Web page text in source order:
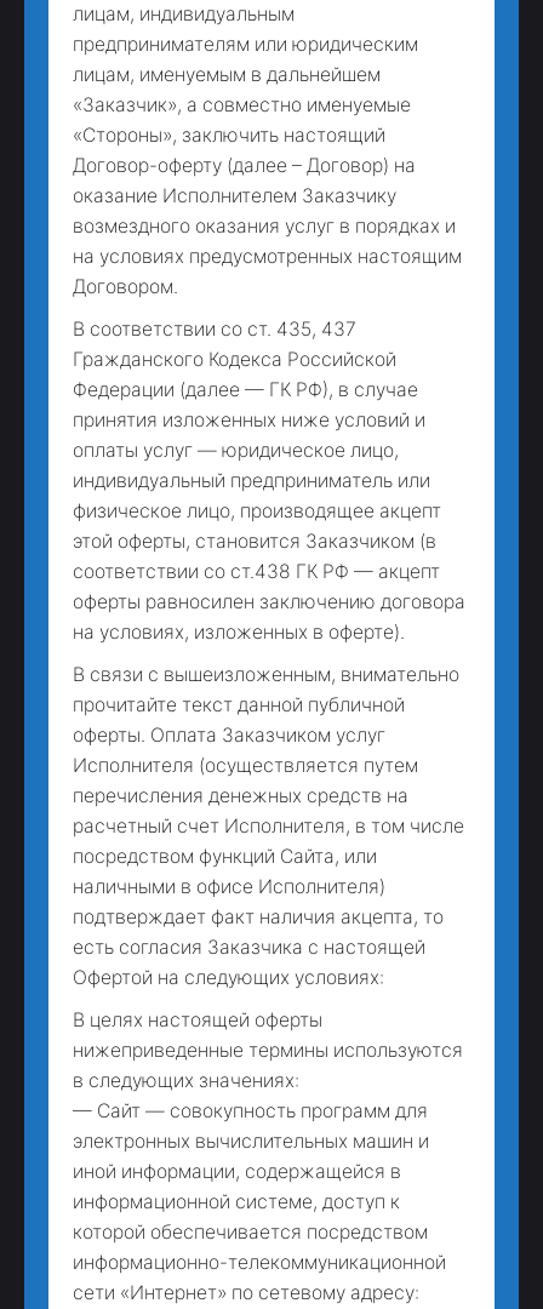
лицам, индивидуальным
предпринимателям или юридическим
лицам, именуемым в дальнейшем
«Заказчик», а совместно именуемые
«Стороны», заключить настоящий
Договор-оферту (далее – Договор) на
оказание Исполнителем Заказчику
возмездного оказания услуг в порядках и
на условиях предусмотренных настоящим
Договором.
В соответствии со ст. 435, 437
Гражданского Кодекса Российской
Федерации (далее — ГК РФ), в случае
принятия изложенных ниже условий и
оплаты услуг — юридическое лицо,
индивидуальный предприниматель или
физическое лицо, производящее акцепт
этой оферты, становится Заказчиком (в
соответствии со ст.438 ГК РФ — акцепт
оферты равносилен заключению договора
на условиях, изложенных в оферте).
В связи с вышеизложенным, внимательно
прочитайте текст данной публичной
оферты. Оплата Заказчиком услуг
Исполнителя (осуществляется путем
перечисления денежных средств на
расчетный счет Исполнителя, в том числе
посредством функций Сайта, или
наличными в офисе Исполнителя)
подтверждает факт наличия акцепта, то
есть согласия Заказчика с настоящей
Офертой на следующих условиях:
В целях настоящей оферты
нижеприведенные термины используются
в следующих значениях:
— Сайт — совокупность программ для
электронных вычислительных машин и
иной информации, содержащейся в
информационной системе, доступ к
которой обеспечивается посредством
информационно-телекоммуникационной
сети «Интернет» по сетевому адресу: